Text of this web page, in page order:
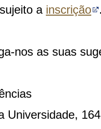
a inscrição
nos as suas
Universidade,